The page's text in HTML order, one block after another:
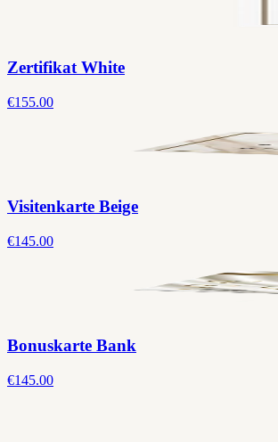
Zertifikat White
€155.00
Visitenkarte Beige
€145.00
Bonuskarte Bank
€145.00